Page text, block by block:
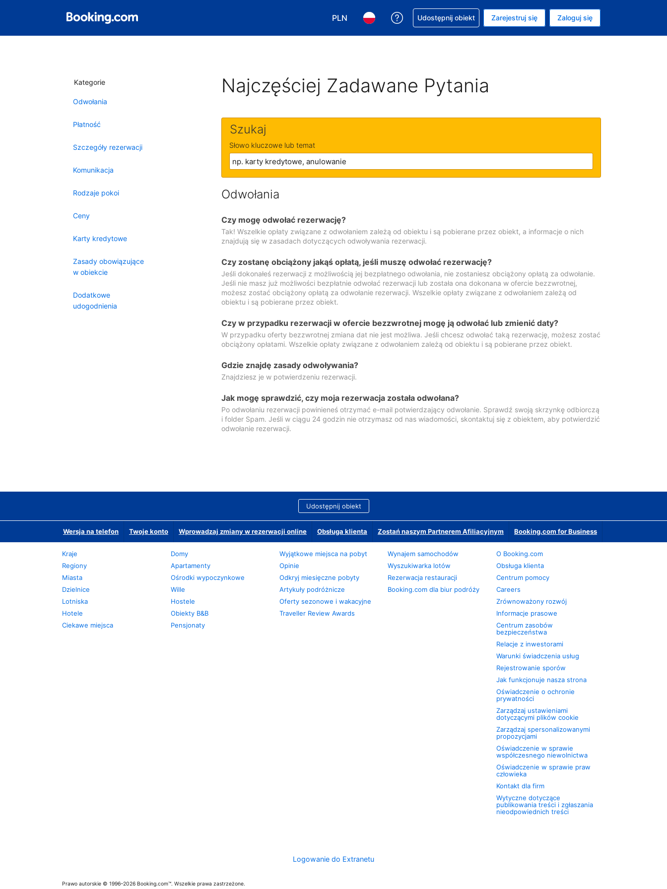
PLN
Wybierz walutę. Wybrana waluta to Złoty polski
Wybierz język. Wybrany język to Polski
Uzyskaj pomoc w sprawie rezerwacji
Udostępnij obiekt Zarejestruj się Zaloguj się
Kategorie
Odwołania
Płatność
Szczegóły rezerwacji
Komunikacja
Rodzaje pokoi
Ceny
Karty kredytowe
Zasady obowiązujące
w obiekcie
Dodatkowe
udogodnienia
Najczęściej Zadawane Pytania
Szukaj
Słowo kluczowe lub temat
Odwołania
Czy mogę odwołać rezerwację?
Tak! Wszelkie opłaty związane z odwołaniem zależą od obiektu i są pobierane przez obiekt, a informacje o nich
znajdują się w zasadach dotyczących odwoływania rezerwacji.
Czy zostanę obciążony jakąś opłatą, jeśli muszę odwołać rezerwację?
Jeśli dokonałeś rezerwacji z możliwością jej bezpłatnego odwołania, nie zostaniesz obciążony opłatą za odwołanie.
Jeśli nie masz już możliwości bezpłatnie odwołać rezerwacji lub została ona dokonana w ofercie bezzwrotnej,
możesz zostać obciążony opłatą za odwołanie rezerwacji. Wszelkie opłaty związane z odwołaniem zależą od
obiektu i są pobierane przez obiekt.
Czy w przypadku rezerwacji w ofercie bezzwrotnej mogę ją odwołać lub zmienić daty?
W przypadku oferty bezzwrotnej zmiana dat nie jest możliwa. Jeśli chcesz odwołać taką rezerwację, możesz zostać
obciążony opłatami. Wszelkie opłaty związane z odwołaniem zależą od obiektu i są pobierane przez obiekt.
Gdzie znajdę zasady odwoływania?
Znajdziesz je w potwierdzeniu rezerwacji.
Jak mogę sprawdzić, czy moja rezerwacja została odwołana?
Po odwołaniu rezerwacji powinieneś otrzymać e-mail potwierdzający odwołanie. Sprawdź swoją skrzynkę odbiorczą
i folder Spam. Jeśli w ciągu 24 godzin nie otrzymasz od nas wiadomości, skontaktuj się z obiektem, aby potwierdzić
odwołanie rezerwacji.
Udostępnij obiekt
Wersja na telefon Twoje konto Wprowadzaj zmiany w rezerwacji online Obsługa klienta Zostań naszym Partnerem Afiliacyjnym Booking.com for Business
Kraje
Regiony
Miasta
Dzielnice
Lotniska
Hotele
Ciekawe miejsca
Domy
Apartamenty
Ośrodki wypoczynkowe
Wille
Hostele
Obiekty B&B
Pensjonaty
Wyjątkowe miejsca na pobyt
Opinie
Odkryj miesięczne pobyty
Artykuły podróżnicze
Oferty sezonowe i wakacyjne
Traveller Review Awards
Wynajem samochodów
Wyszukiwarka lotów
Rezerwacja restauracji
Booking.com dla biur podróży
O Booking.com
Obsługa klienta
Centrum pomocy
Careers
Zrównoważony rozwój
Informacje prasowe
Centrum zasobów
bezpieczeństwa
Relacje z inwestorami
Warunki świadczenia usług
Rejestrowanie sporów
Jak funkcjonuje nasza strona
Oświadczenie o ochronie
prywatności
Zarządzaj ustawieniami
dotyczącymi plików cookie
Zarządzaj spersonalizowanymi
propozycjami
Oświadczenie w sprawie
współczesnego niewolnictwa
Oświadczenie w sprawie praw
człowieka
Kontakt dla firm
Wytyczne dotyczące
publikowania treści i zgłaszania
nieodpowiednich treści
Logowanie do Extranetu
Prawo autorskie © 1996–2026 Booking.com™. Wszelkie prawa zastrzeżone.